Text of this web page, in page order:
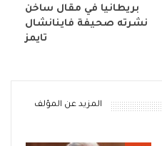
بريطانيا في مقال ساخن
نشرته صحيفة فاينانشال
تايمز
المزيد عن المؤلف